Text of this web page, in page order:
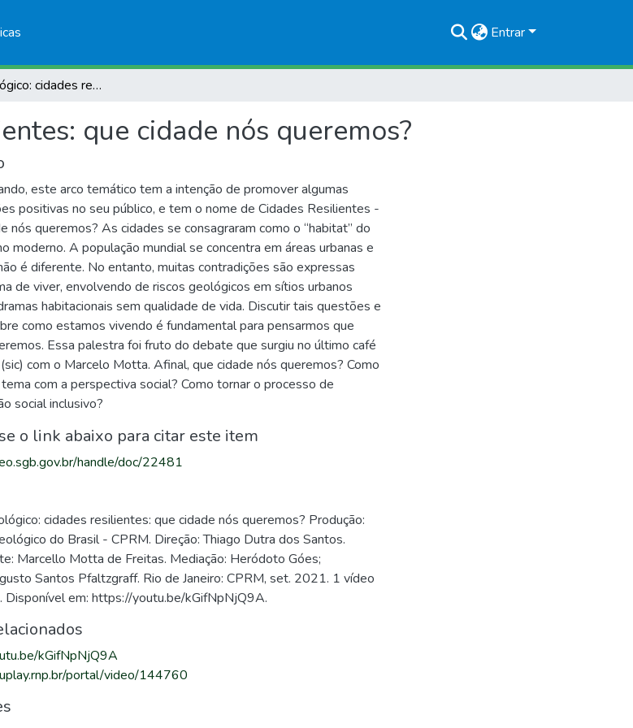
Entrar
Café Geológico: cidades resilientes: que cidade nós queremos?
que cidade nós queremos?
este arco temático tem a intenção de promover algumas
positivas no seu público, e tem o nome de Cidades Resilientes -
nós queremos? As cidades se consagraram como o “habitat” do
moderno. A população mundial se concentra em áreas urbanas e
é diferente. No entanto, muitas contradições são expressas
de viver, envolvendo de riscos geológicos em sítios urbanos
habitacionais sem qualidade de vida. Discutir tais questões e
como estamos vivendo é fundamental para pensarmos que
Essa palestra foi fruto do debate que surgiu no último café
com o Marcelo Motta. Afinal, que cidade nós queremos? Como
com a perspectiva social? Como tornar o processo de
social inclusivo?
o link abaixo para citar este item
handle/doc/22481
cidades resilientes: que cidade nós queremos? Produção:
do Brasil - CPRM. Direção: Thiago Dutra dos Santos.
Marcello Motta de Freitas. Mediação: Heródoto Góes;
Santos Pfaltzgraff. Rio de Janeiro: CPRM, set. 2021. 1 vídeo
Disponível em: https://youtu.be/kGifNpNjQ9A.
kGifNpNjQ9A
portal/video/144760